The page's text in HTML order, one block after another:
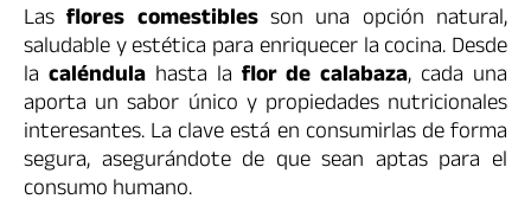
Lasflores comestiblesson una opción natural,
saludable y estética para enriquecer la cocina. Desde
la caléndulahasta la flor de calabaza, cada una
aporta un sabor único y propiedades nutricionales
interesantes. La clave está en consumirlas de forma
segura, asegurándote de que sean aptas para el
consumo humano.